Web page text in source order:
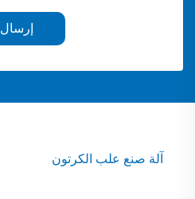
إرسال
آلة صنع علب الكرتون